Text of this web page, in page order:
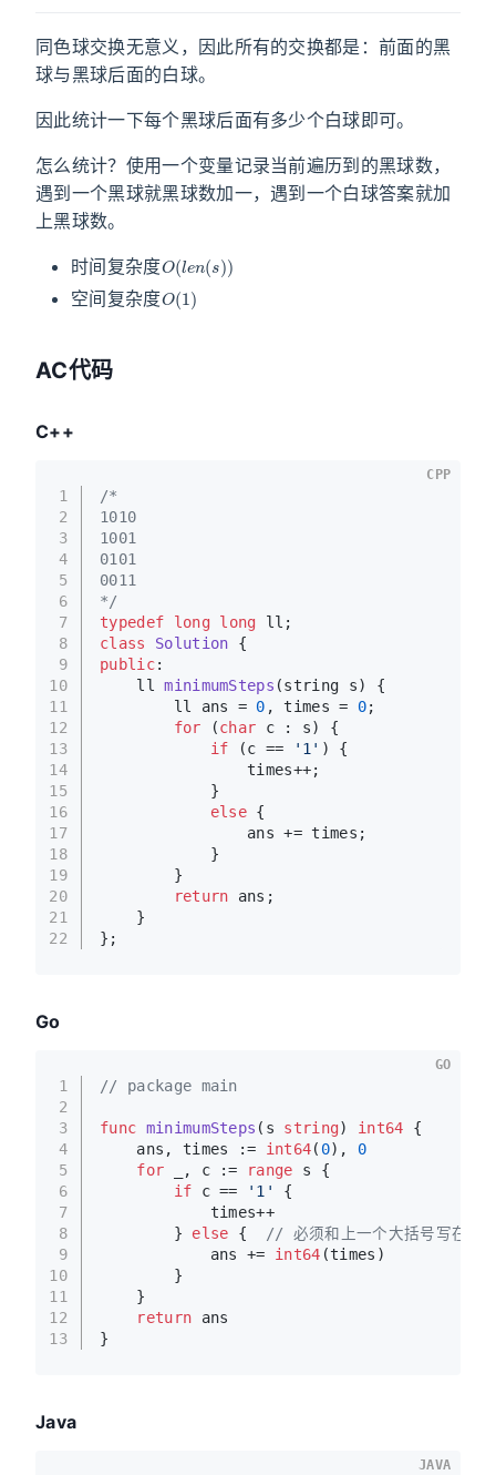
同色球交换无意义，因此所有的交换都是：前面的黑
球与黑球后面的白球。
因此统计一下每个黑球后面有多少个白球即可。
怎么统计？使用一个变量记录当前遍历到的黑球数，
遇到一个黑球就黑球数加一，遇到一个白球答案就加
上黑球数。
时间复杂度
空间复杂度
O (1)
AC代码
C++
1
2
3
4
5
6
7
8
9
10
11
12
13
14
15
16
17
18
19
20
21
22
/*
1010
1001
0101
0011
*/
typedef
long long ll;
class
Solution {
public:
ll minimumSteps (string s)
{
        ll ans =
0 , times = 0;
for (char c : s) {
if (c == '1' ) {
                times++;
            }
else {
                ans += times;
            }
        }
return ans;
    }
};
CPP
Go
1
2
3
4
5
6
7
8
9
10
11
12
13
// package main
func minimumSteps (s string) int64 {
    ans, times :=
int64( 0), 0
for _, c := range s {
if c == '1'
{
            times++
        }
else {
// 必须和上一个大括号写在同
            ans +=
int64 (times)
        }
    }
return ans
}
GO
Java
JAVA